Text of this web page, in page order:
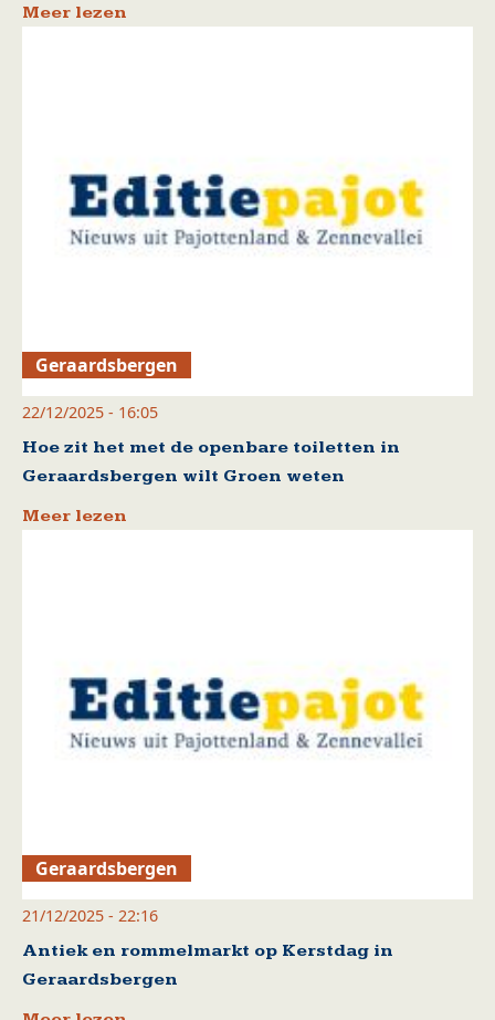
Meer lezen
Geraardsbergen
22/12/2025 - 16:05
Hoe zit het met de openbare toiletten in
Geraardsbergen wilt Groen weten
Meer lezen
Geraardsbergen
21/12/2025 - 22:16
Antiek en rommelmarkt op Kerstdag in
Geraardsbergen